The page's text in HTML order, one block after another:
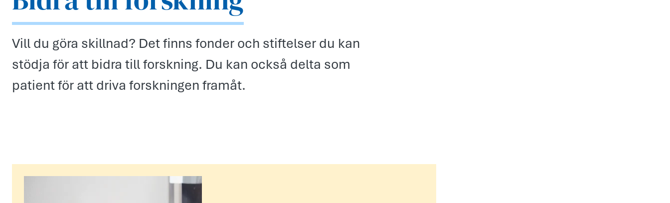
Vill du göra skillnad? Det finns fonder och stiftelser du kan
stödja för att bidra till forskning. Du kan också delta som
patient för att driva forskningen framåt.